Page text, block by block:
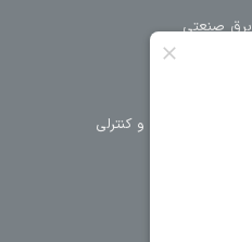
برق صنعتی
تجهیزات حفاظتی و کنترلی